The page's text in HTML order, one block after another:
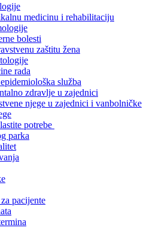
medicinu i rehabilitaciju
bolesti
zaštitu žena
rada
služba
zdravlje u zajednici
njege u zajednici i vanbolničke
potrebe
parka
pacijente